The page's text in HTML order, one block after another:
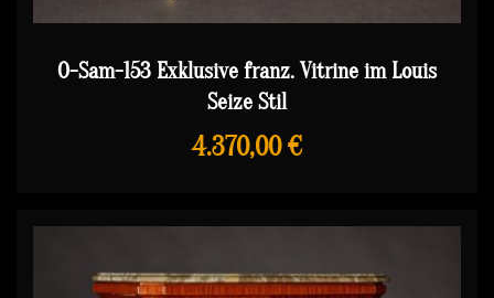
O-Sam-153 Exklusive franz. Vitrine im Louis
Seize Stil
4.370,00 €